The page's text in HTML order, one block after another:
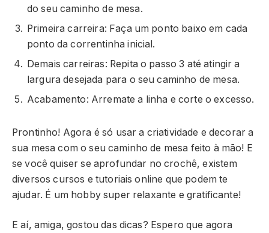
do seu caminho de mesa.
Primeira carreira: Faça um ponto baixo em cada
ponto da correntinha inicial.
Demais carreiras: Repita o passo 3 até atingir a
largura desejada para o seu caminho de mesa.
Acabamento: Arremate a linha e corte o excesso.
Prontinho! Agora é só usar a criatividade e decorar a
sua mesa com o seu caminho de mesa feito à mão! E
se você quiser se aprofundar no crochê, existem
diversos cursos e tutoriais online que podem te
ajudar. É um hobby super relaxante e gratificante!
E aí, amiga, gostou das dicas? Espero que agora